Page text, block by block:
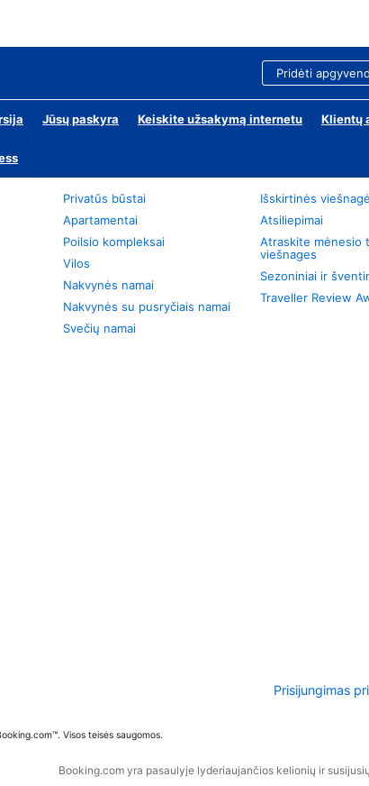
Pridėti
Jūsų paskyra Keiskite užsakymą internetu Klientų
Privatūs būstai
Apartamentai
Poilsio kompleksai
Vilos
Nakvynės namai
Nakvynės su pusryčiais namai
Svečių namai
Išskirtinės
Atsiliepimai
Atraskite mėnesio
viešnages
Sezoniniai ir
Traveller Review
Prisijungimas
Visos teisės saugomos.
Booking.com yra pasaulyje lyderiaujančios kelionių ir